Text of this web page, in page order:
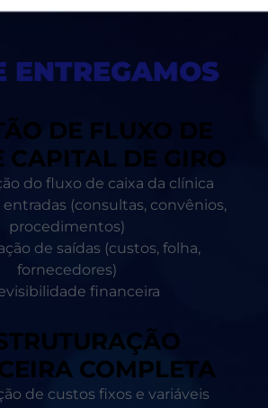
ENTREGAMOS
DE FLUXO DE
CAPITAL DE GIRO
do fluxo de caixa da clínica
entradas (consultas, convênios,
procedimentos)
de saídas (custos, folha,
fornecedores)
financeira
COMPLETA
de custos fixos e variáveis